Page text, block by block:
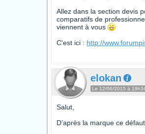
Allez dans la section devis
comparatifs de
viennent à vous
C'est ici : http://
elokan
Le 12/06/2015 à
Salut,
D’après la marque ce